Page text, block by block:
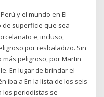
y el mundo en El
de superficie que sea
e, incluso,
por resbaladizo. Sin
más peligroso, por Martin
En lugar de brindar el
iba a En la lista de los seis
los periodistas se